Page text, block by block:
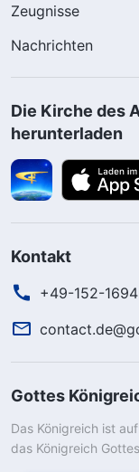
Zeugnisse
Nachrichten
Die Kirche des
herunterladen
Kontakt
+49-152-
Gottes
Das Königreich ist
das Königreich